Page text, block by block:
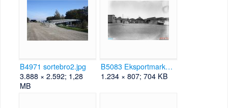
B4971 sortebro2.jpg
3.888 × 2.592; 1,28
MB
B5083 Eksportmarked ca 1940.png
1.234 × 807; 704 KB